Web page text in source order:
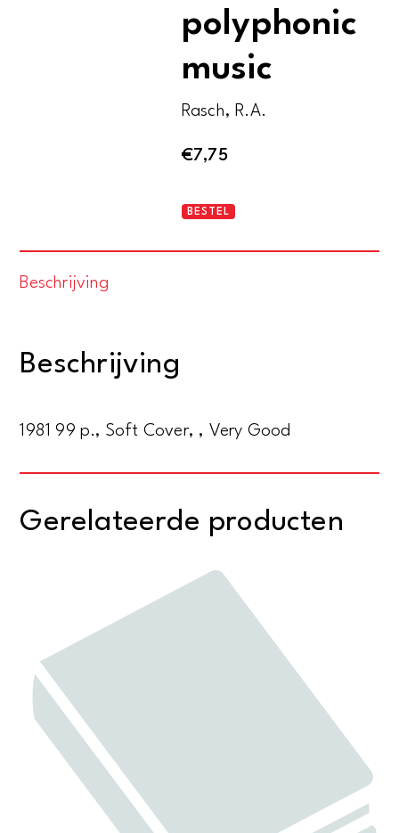
polyphonic
music
Rasch, R.A.
€7,75
Aspects
aantal
BESTEL
Beschrijving
Beschrijving
1981 99 p., Soft Cover, , Very Good
Gerelateerde producten